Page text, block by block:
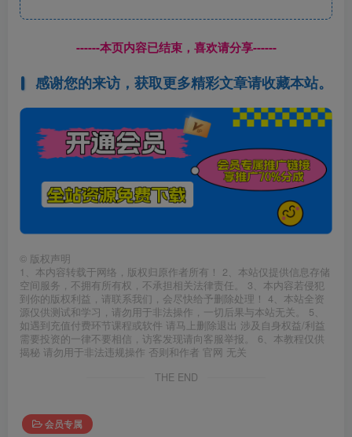
------本页内容已结束，喜欢请分享------
感谢您的来访，获取更多精彩文章请收藏本站。
© 版权声明
1、本内容转载于网络，版权归原作者所有！ 2、本站仅提供信息存储
空间服务，不拥有所有权，不承担相关法律责任。 3、本内容若侵犯
到你的版权利益，请联系我们，会尽快给予删除处理！ 4、本站全资
源仅供测试和学习，请勿用于非法操作，一切后果与本站无关。 5、
如遇到充值付费环节课程或软件 请马上删除退出 涉及自身权益/利益
需要投资的一律不要相信，访客发现请向客服举报。 6、本教程仅供
揭秘 请勿用于非法违规操作 否则和作者 官网 无关
THE END
会员专属